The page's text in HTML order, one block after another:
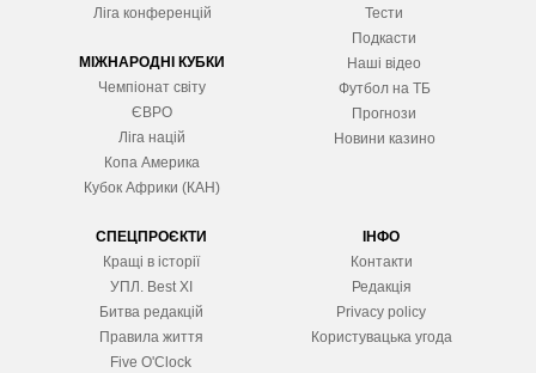
Ліга конференцій
МІЖНАРОДНІ КУБКИ
Чемпіонат світу
ЄВРО
Ліга націй
Копа Америка
Кубок Африки (КАН)
Тести
Подкасти
Наші відео
Футбол на ТБ
Прогнози
Новини казино
СПЕЦПРОЄКТИ
Кращі в історії
УПЛ. Best XІ
Битва редакцій
Правила життя
Five O'Clock
ІНФО
Контакти
Редакція
Privacy policy
Користувацька угода